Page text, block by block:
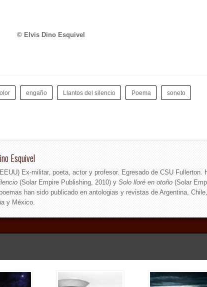
© Elvis Dino Esquivel
engaño Llantos del silencio Poema soneto
Esquivel
Ex-militar, poeta, actor y profesor. Egresado de CSU Fullerton.
(Solar Empire Publishing, 2010) ySolo lloré en otoño(Solar
han sido publicado en antologias y revistas de Argentina, Chile,
y México.